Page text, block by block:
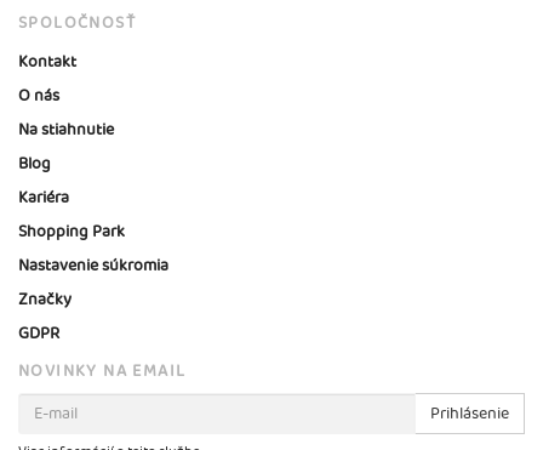
SPOLOČNOSŤ
Kontakt
O nás
Na stiahnutie
Blog
Kariéra
Shopping Park
Nastavenie súkromia
Značky
GDPR
NOVINKY NA EMAIL
Prihlásenie